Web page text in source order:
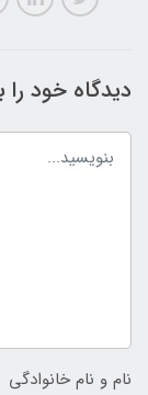
دیدگاه خود را
نام و نام خانوادگی